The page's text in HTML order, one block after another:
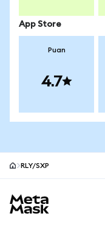
App Store
Puan
4.7
RLY/SXP